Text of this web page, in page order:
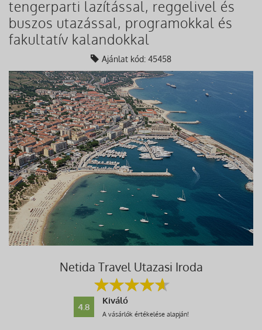
tengerparti lazítással, reggelivel és
buszos utazással, programokkal és
fakultatív kalandokkal
Ajánlat kód: 45458
Netida Travel Utazasi Iroda
4.8
Kiváló
A vásárlók értékelése alapján!